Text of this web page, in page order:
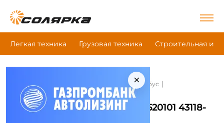
Легкая техника Грузовая техника Строительная и
×
Главная Вахтовый автобус |
Камаз 520101 43118-23027-50
Вахтовый автобус Камаз 520101 43118-